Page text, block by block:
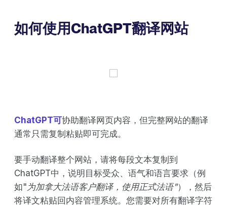
如何使用ChatGPT翻译网站
ChatGPT可协助翻译网页内容，但完整网站的翻译
通常只需复制粘贴即可完成。
要手动翻译整个网站，请将每段文本复制到
ChatGPT中，说明目标受众、语气和语言要求（例
如" 为加拿大法语客户翻译，使用正式法语"），然后
将译文粘贴回内容管理系统。您需要对所有翻译字符